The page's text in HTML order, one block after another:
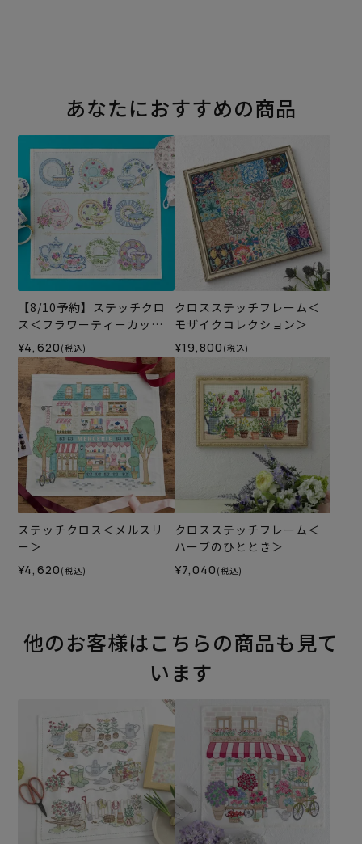
あなたにおすすめの商品
【8/10予約】ステッチクロ
ス＜フラワーティーカップ
＞
¥4,620 (税込)
クロスステッチフレーム＜
モザイクコレクション＞
¥19,800 (税込)
ステッチクロス＜メルスリ
ー＞
¥4,620 (税込)
クロスステッチフレーム＜
ハーブのひととき＞
¥7,040 (税込)
他のお客様はこちらの商品も見て
います